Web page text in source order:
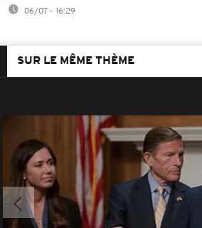
06/07 - 16:29
SUR LE MÊME THÈME